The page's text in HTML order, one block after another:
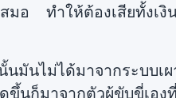
มอ ทำให้ต้องเสียทั้งเ
นไม่ได้มาจากระบบเ
ขึ้นก็มาจากตัวผู้ขับขี่เอ